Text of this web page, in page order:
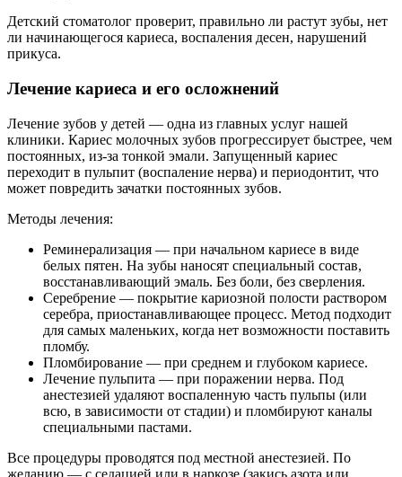
Детский стоматолог проверит, правильно ли растут зубы, нет
ли начинающегося кариеса, воспаления десен, нарушений
прикуса.
Лечение кариеса и его осложнений
Лечение зубов у детей — одна из главных услуг нашей
клиники. Кариес молочных зубов прогрессирует быстрее, чем
постоянных, из-за тонкой эмали. Запущенный кариес
переходит в пульпит (воспаление нерва) и периодонтит, что
может повредить зачатки постоянных зубов.
Методы лечения:
Реминерализация — при начальном кариесе в виде
белых пятен. На зубы наносят специальный состав,
восстанавливающий эмаль. Без боли, без сверления.
Серебрение — покрытие кариозной полости раствором
серебра, приостанавливающее процесс. Метод подходит
для самых маленьких, когда нет возможности поставить
пломбу.
Пломбирование — при среднем и глубоком кариесе.
Лечение пульпита — при поражении нерва. Под
анестезией удаляют воспаленную часть пульпы (или
всю, в зависимости от стадии) и пломбируют каналы
специальными пастами.
Все процедуры проводятся под местной анестезией. По
желанию — с седацией или в наркозе (закись азота или